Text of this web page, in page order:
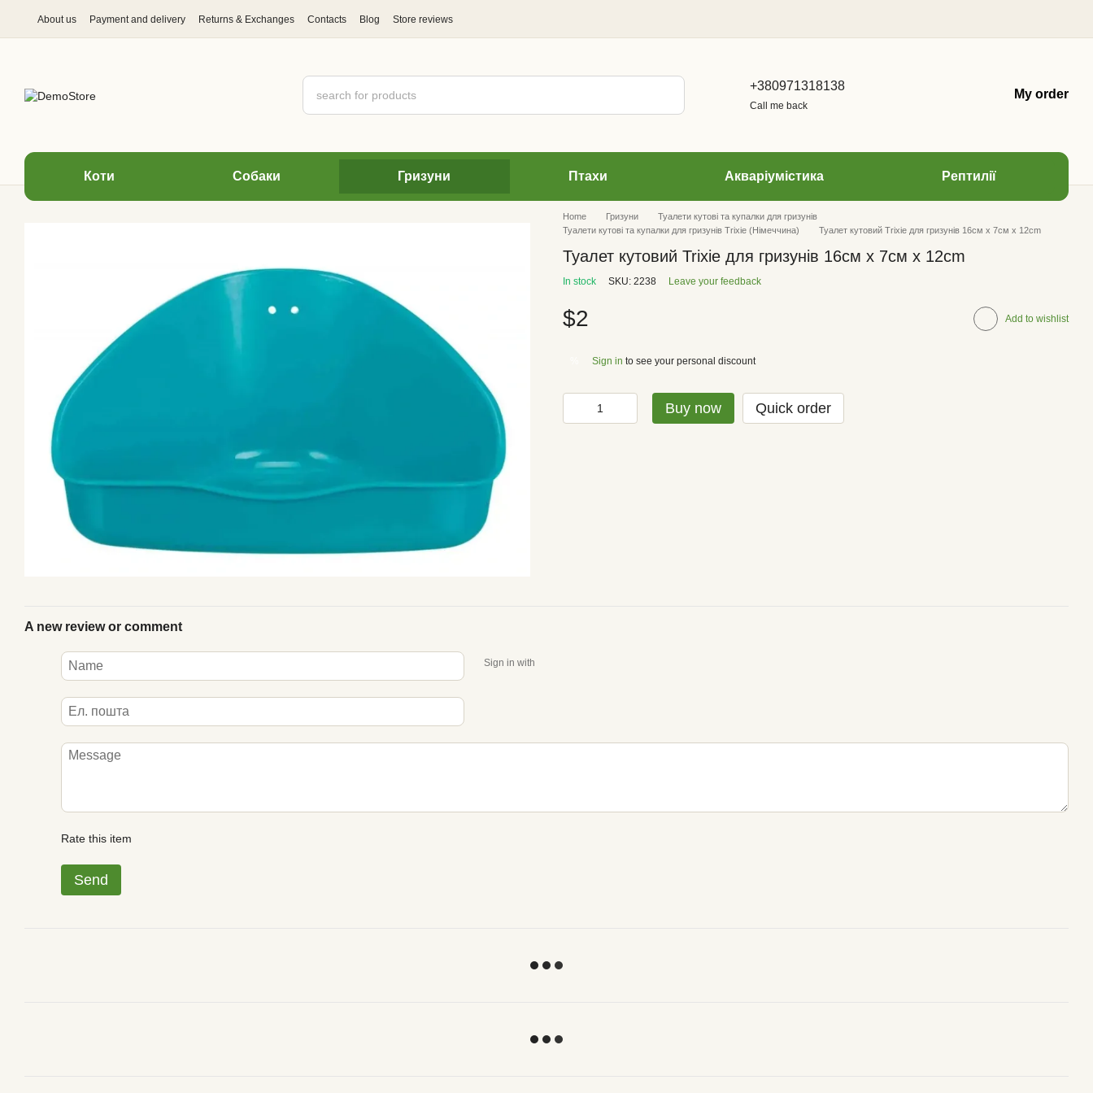
About us Payment and delivery Returns & Exchanges Contacts Blog Store reviews
+380971318138
Call me back
My order
Коти Cобаки Гризуни Птахи Акваріумістика Рептилії
Home Гризуни
Туалети кутові та купалки для гризунів
Туалети кутові та купалки для гризунів Trixie (Німеччина)
Туалет кутовий Trixie для гризунів 16см х 7см х 12сm
Туалет кутовий Trixie для гризунів 16см х 7см х 12сm
In stock SKU: 2238 Leave your feedback
$2 Add to wishlist
Sign in to see your personal discount
Buy now Quick order
A new review or comment
Sign in with
Rate this item
Send